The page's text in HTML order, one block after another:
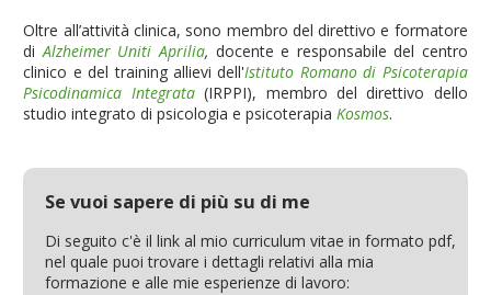
Oltre all’attività clinica, sono membro del direttivo e formatore
diAlzheimer Uniti Aprilia, docente e responsabile del centro
clinico e del training allievi dell'Istituto Romano di Psicoterapia
Psicodinamica Integrata(IRPPI), membro del direttivo dello
studio integrato di psicologia e psicoterapiaKosmos.
Se vuoi sapere di più su di me
Di seguito c'è il link al mio curriculum vitae in formato pdf,
nel quale puoi trovare i dettagli relativi alla mia
formazione e alle mie esperienze di lavoro: